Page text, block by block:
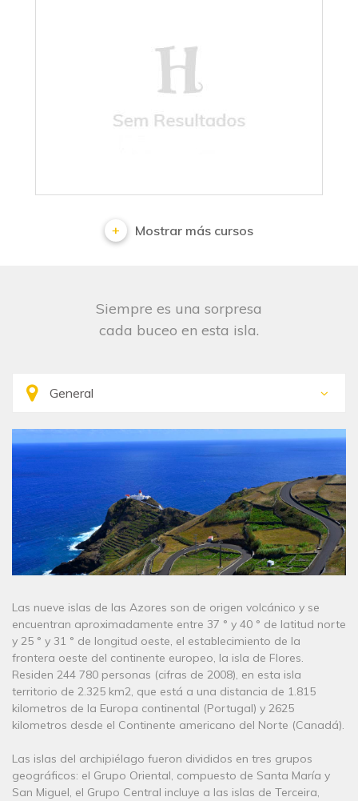
No results
Mostrar más cursos
Siempre es una sorpresa
cada buceo en esta isla.
Las nueve islas de las Azores son de origen volcánico y se
encuentran aproximadamente entre 37 ° y 40 ° de latitud norte
y 25 ° y 31 ° de longitud oeste, el establecimiento de la
frontera oeste del continente europeo, la isla de Flores.
Residen 244 780 personas (cifras de 2008), en esta isla
territorio de 2.325 km2, que está a una distancia de 1.815
kilometros de la Europa continental (Portugal) y 2625
kilometros desde el Continente americano del Norte (Canadá).
Las islas del archipiélago fueron divididos en tres grupos
geográficos: el Grupo Oriental, compuesto de Santa María y
San Miguel, el Grupo Central incluye a las islas de Terceira,